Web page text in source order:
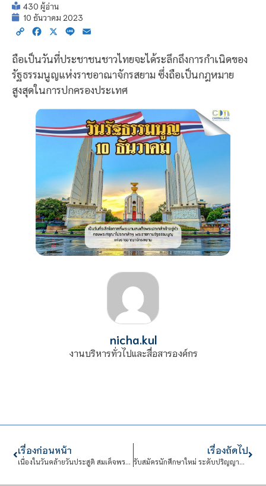
430 ผู้อ่าน
10 ธันวาคม 2023
Copy Facebook
X Line
ถือเป็นวันที่ประชาชนชาวไทยจะได้ระลึกถึงการกำเนิดของ
รัฐธรรมนูญแห่งราชอาณาจักรสยาม ซึ่งถือเป็นกฎหมาย
สูงสุดในการปกครองประเทศ
nicha.kul
งานบริหารทั่วไปและสื่อสารองค์กร
เรื่องก่อนหน้า
เนื่องในวันคล้ายวันประสูติ สมเด็จพระเจ้าลูกเธอ เจ้าฟ้าพัชรกิติยาภา นเรนทิราเทพยวดี กรมหลวงราชสาริณีสิริพัชร มหาวัชรราชธิดา ๗ ธันวาคม ๒๕๖๖
เรื่องถัดไป
รับสมัครนักศึกษาใหม่ ระดับปริญญาตรี ปีการศึกษา 2567 รอบ ผู้สำเร็จการศึกษาระดับประกาศนียบัตรวิชาชีพชั้นสูง (ปวส.)